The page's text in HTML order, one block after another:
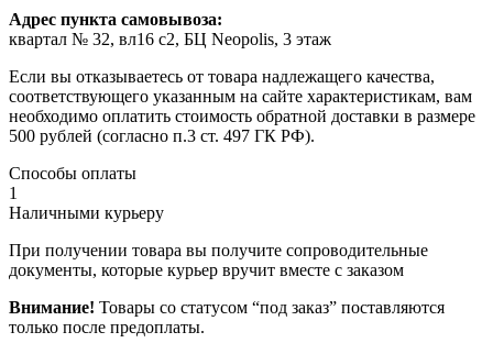
Адрес пункта самовывоза:
квартал № 32, вл16 с2, БЦ Neopolis, 3 этаж
Если вы отказываетесь от товара надлежащего качества,
соответствующего указанным на сайте характеристикам, вам
необходимо оплатить стоимость обратной доставки в размере
500 рублей (согласно п.3 ст. 497 ГК РФ).
Способы оплаты
1
Наличными курьеру
При получении товара вы получите сопроводительные
документы, которые курьер вручит вместе с заказом
Внимание! Товары со статусом “под заказ” поставляются
только после предоплаты.